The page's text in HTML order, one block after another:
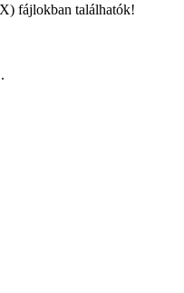
fájlokban találhatók!